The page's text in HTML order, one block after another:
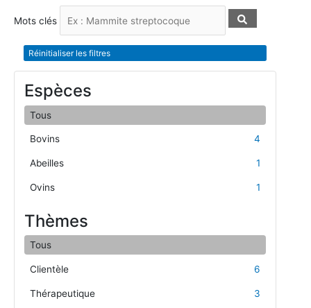
Mots clés
Réinitialiser les filtres
Espèces
Tous
Bovins 4
Abeilles 1
Ovins 1
Thèmes
Tous
Clientèle 6
Thérapeutique 3